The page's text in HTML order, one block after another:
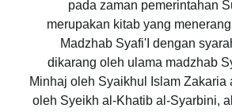
pada zaman pemerintahan
merupakan kitab yang
Madzhab Syafi'I dengan
dikarang oleh ulama madzhab
Minhaj oleh Syaikhul Islam Zakaria
oleh Syeikh al-Khatib al-Syarbini,